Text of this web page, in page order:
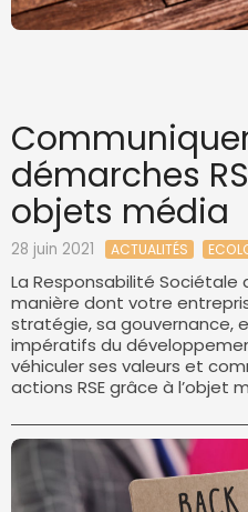
démarches
objets média
28 juin 2021 ACTUALITÉS
La Responsabilité Sociétale
manière dont votre
stratégie, sa gouvernance,
impératifs du
véhiculer ses valeurs et
actions RSE grâce à l’objet